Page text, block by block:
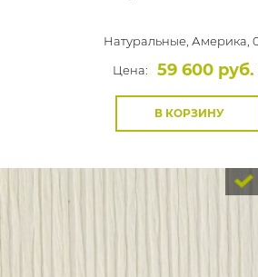
Натуральные, Америка,
Цена:
59 600 руб.
В КОРЗИНУ